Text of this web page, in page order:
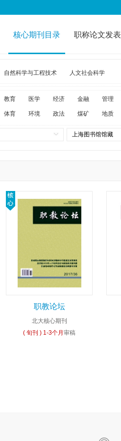
核心期刊目录 职称论文发表
自然科学与工程技术 人文社会科学
教育 医学 经济 金融 管理
体育 环境 政法 煤矿 地质
上海图书馆馆藏
职教论坛
北大核心期刊
( 旬刊 ) 1-3个月 审稿